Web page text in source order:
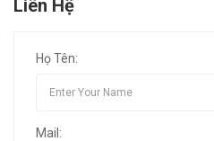
Liên Hệ
Họ Tên:
Mail: